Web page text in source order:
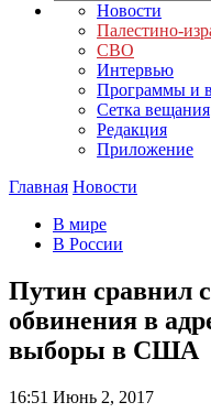
Новости
Палестино-
СВО
Интервью
Программы и
Сетка вещания
Редакция
Приложение
Главная Новости
В мире
В России
Путин сравнил
обвинения в
выборы в США
16:51 Июнь 2, 2017